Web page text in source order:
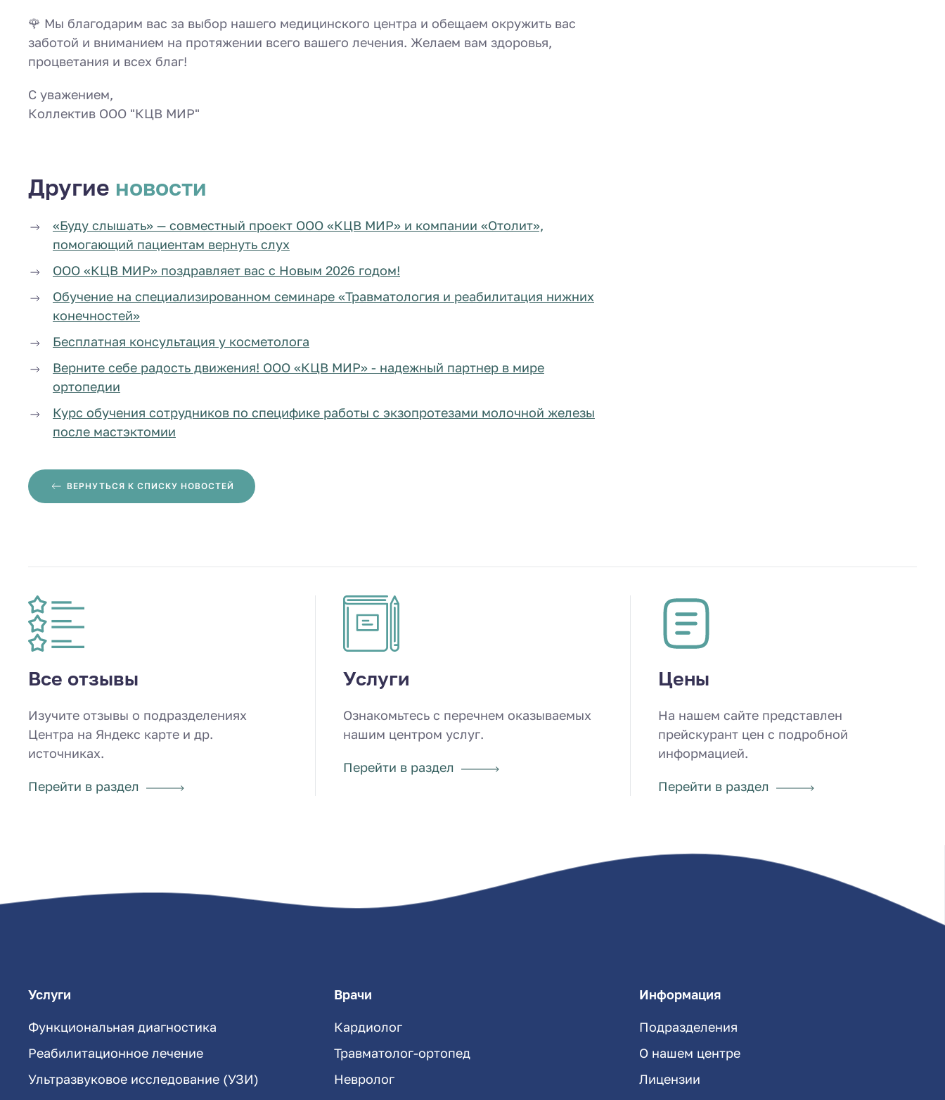
🌹 Мы благодарим вас за выбор нашего медицинского центра и обещаем окружить вас
заботой и вниманием на протяжении всего вашего лечения. Желаем вам здоровья,
процветания и всех благ!
С уважением,
Коллектив ООО "КЦВ МИР"
Другие новости
«Буду слышать» — совместный проект ООО «КЦВ МИР» и компании «Отолит»,
помогающий пациентам вернуть слух
ООО «КЦВ МИР» поздравляет вас с Новым 2026 годом!
Обучение на специализированном семинаре «Травматология и реабилитация нижних
конечностей»
Бесплатная консультация у косметолога
Верните себе радость движения! ООО «КЦВ МИР» - надежный партнер в мире
ортопедии
Курс обучения сотрудников по специфике работы с экзопротезами молочной железы
после мастэктомии
ВЕРНУТЬСЯ К СПИСКУ НОВОСТЕЙ
Все отзывы
Изучите отзывы о подразделениях
Центра на Яндекс карте и др.
источниках.
Перейти в раздел
Услуги
Ознакомьтесь с перечнем оказываемых
нашим центром услуг.
Перейти в раздел
Цены
На нашем сайте представлен
прейскурант цен с подробной
информацией.
Перейти в раздел
Услуги
Функциональная диагностика
Реабилитационное лечение
Ультразвуковое исследование (УЗИ)
Врачи
Кардиолог
Травматолог-ортопед
Невролог
Информация
Подразделения
О нашем центре
Лицензии